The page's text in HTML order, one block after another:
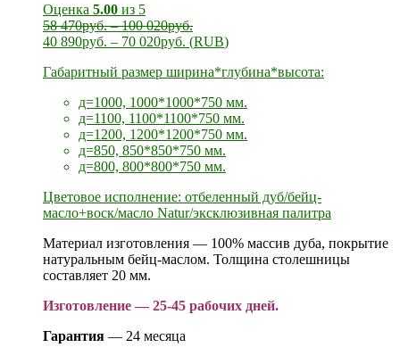
Оценка 5.00 из 5
58 470руб.–100 020руб.
40 890руб. – 70 020руб. (RUB)
Габаритный размер ширина*глубина*высота:
д=1000, 1000*1000*750 мм.
д=1100, 1100*1100*750 мм.
д=1200, 1200*1200*750 мм.
д=850, 850*850*750 мм.
д=800, 800*800*750 мм.
Цветовое исполнение: отбеленный дуб/бейц-
масло+воск/масло Natur/эксклюзивная палитра
Материал изготовления — 100% массив дуба, покрытие
натуральным бейц-маслом. Толщина столешницы
составляет 20 мм.
Изготовление — 25-45 рабочих дней.
Гарантия — 24 месяца